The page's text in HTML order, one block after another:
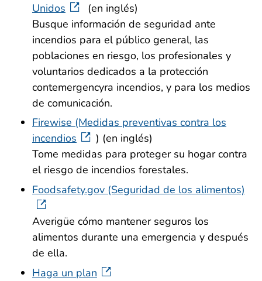
Unidos
(en inglés)
Busque información de seguridad ante
incendios para el público general, las
poblaciones en riesgo, los profesionales y
voluntarios dedicados a la protección
contemergencyra incendios, y para los medios
de comunicación.
Firewise (Medidas preventivas contra los
incendios
) (en inglés)
Tome medidas para proteger su hogar contra
el riesgo de incendios forestales.
Foodsafety.gov (Seguridad de los alimentos)
Averigüe cómo mantener seguros los
alimentos durante una emergencia y después
de ella.
Haga un plan